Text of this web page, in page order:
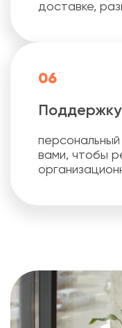
доставке,
06
вами, чтобы